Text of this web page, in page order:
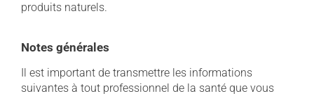
produits naturels.
Notes générales
Il est important de transmettre les informations
suivantes à tout professionnel de la santé que vous